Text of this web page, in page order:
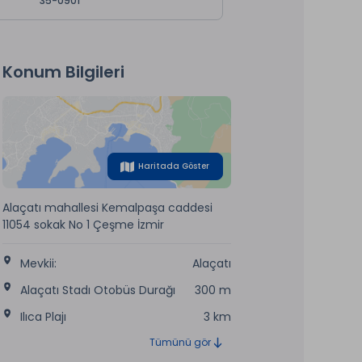
Konum Bilgileri
Haritada Göster
Alaçatı mahallesi Kemalpaşa caddesi
11054 sokak No 1 Çeşme İzmir
Mevkii:
Alaçatı
Alaçatı Stadı Otobüs Durağı
300 m
Ilıca Plajı
3 km
Tümünü gör